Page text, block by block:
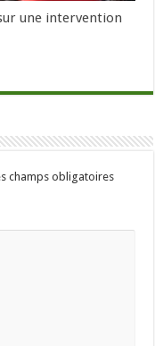
une intervention
champs obligatoires